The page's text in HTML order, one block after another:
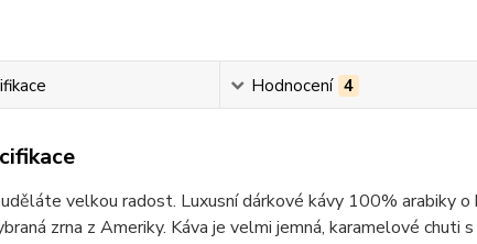
Hodnocení 4
velkou radost. Luxusní dárkové kávy 100% arabiky
zrna z Ameriky. Káva je velmi jemná, karamelové